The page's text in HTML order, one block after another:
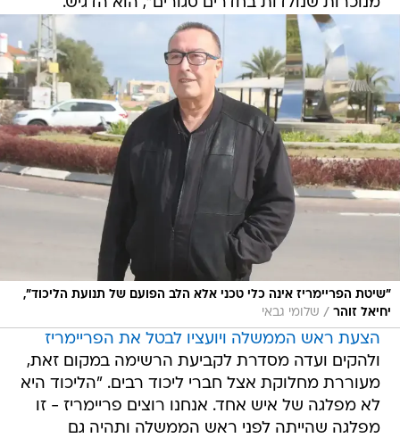
"שיטת הפריימריז אינה כלי טכני אלא הלב הפועם של תנועת הליכוד",
יחיאל זוהר / שלומי גבאי
הצעת ראש הממשלה ויועציו לבטל את הפריימריז
ולהקים ועדה מסדרת לקביעת הרשימה במקום זאת,
מעוררת מחלוקת אצל חברי ליכוד רבים. "הליכוד היא
לא מפלגה של איש אחד. אנחנו רוצים פריימריז - זו
מפלגה שהייתה לפני ראש הממשלה ותהיה גם